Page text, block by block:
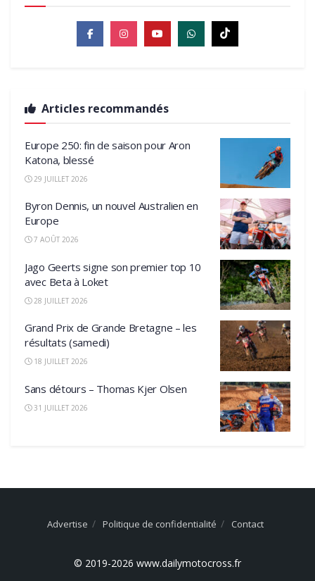
Articles recommandés
Europe 250: fin de saison pour Aron
Katona, blessé
29 JUILLET 2026
Byron Dennis, un nouvel Australien en
Europe
7 AOÛT 2026
Jago Geerts signe son premier top 10
avec Beta à Loket
28 JUILLET 2026
Grand Prix de Grande Bretagne – les
résultats (samedi)
18 JUILLET 2026
Sans détours – Thomas Kjer Olsen
31 JUILLET 2026
Advertise Politique de confidentialité Contact
© 2019-2026 www.dailymotocross.fr